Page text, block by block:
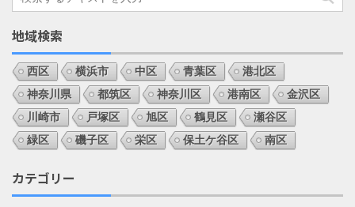
地域検索
西区 横浜市 中区 青葉区
港北区
神奈川県
都筑区 神奈川区 港南区
金沢区
川崎市
戸塚区 旭区 鶴見区
瀬谷区
緑区
磯子区 栄区 保土ケ谷区 南区
カテゴリー